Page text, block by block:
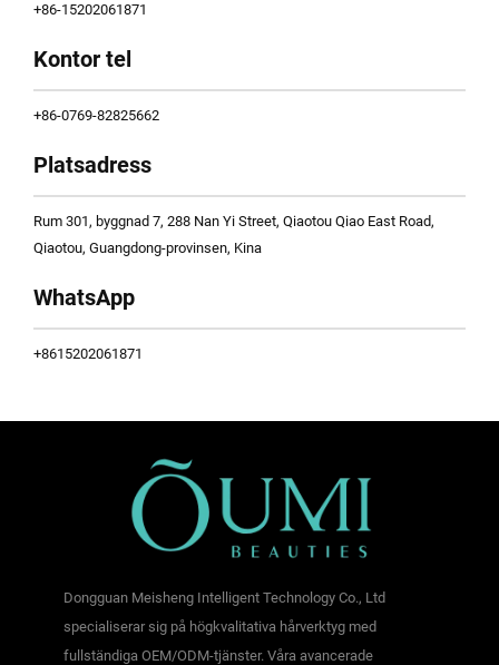
+86-15202061871
Kontor tel
+86-0769-82825662
Platsadress
Rum 301, byggnad 7, 288 Nan Yi Street, Qiaotou Qiao East Road,
Qiaotou, Guangdong-provinsen, Kina
WhatsApp
+8615202061871
Dongguan Meisheng Intelligent Technology Co., Ltd
specialiserar sig på högkvalitativa hårverktyg med
fullständiga OEM/ODM-tjänster. Våra avancerade